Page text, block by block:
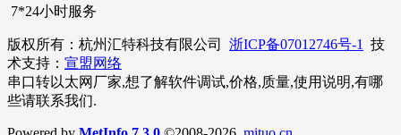
7*24小时服务
版权所有：杭州汇特科技有限公司 浙ICP备07012746号-1
技
术支持： 宣盟网络
串口转以太网厂家,想了解软件调试,价格,质量,使用说明,有哪
些请联系我们.